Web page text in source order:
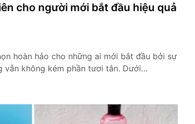
cho người mới bắt đầu hiệu quả
hoàn hảo cho những ai mới bắt đầu bởi sự
vẫn không kém phần tươi tắn. Dưới…